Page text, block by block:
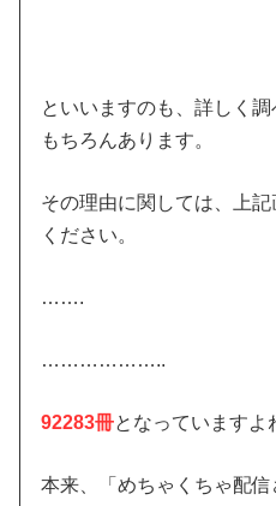
といいますのも、詳しく
もちろんあります。
その理由に関しては、上記
ください。
…….
………………..
92283冊となっていますよ
本来、「めちゃくちゃ配信